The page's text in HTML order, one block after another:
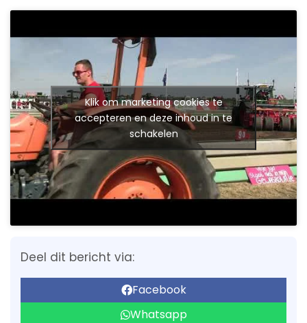
Klik om marketing cookies te
accepteren en deze inhoud in te
schakelen
Deel dit bericht via:
Facebook
Whatsapp